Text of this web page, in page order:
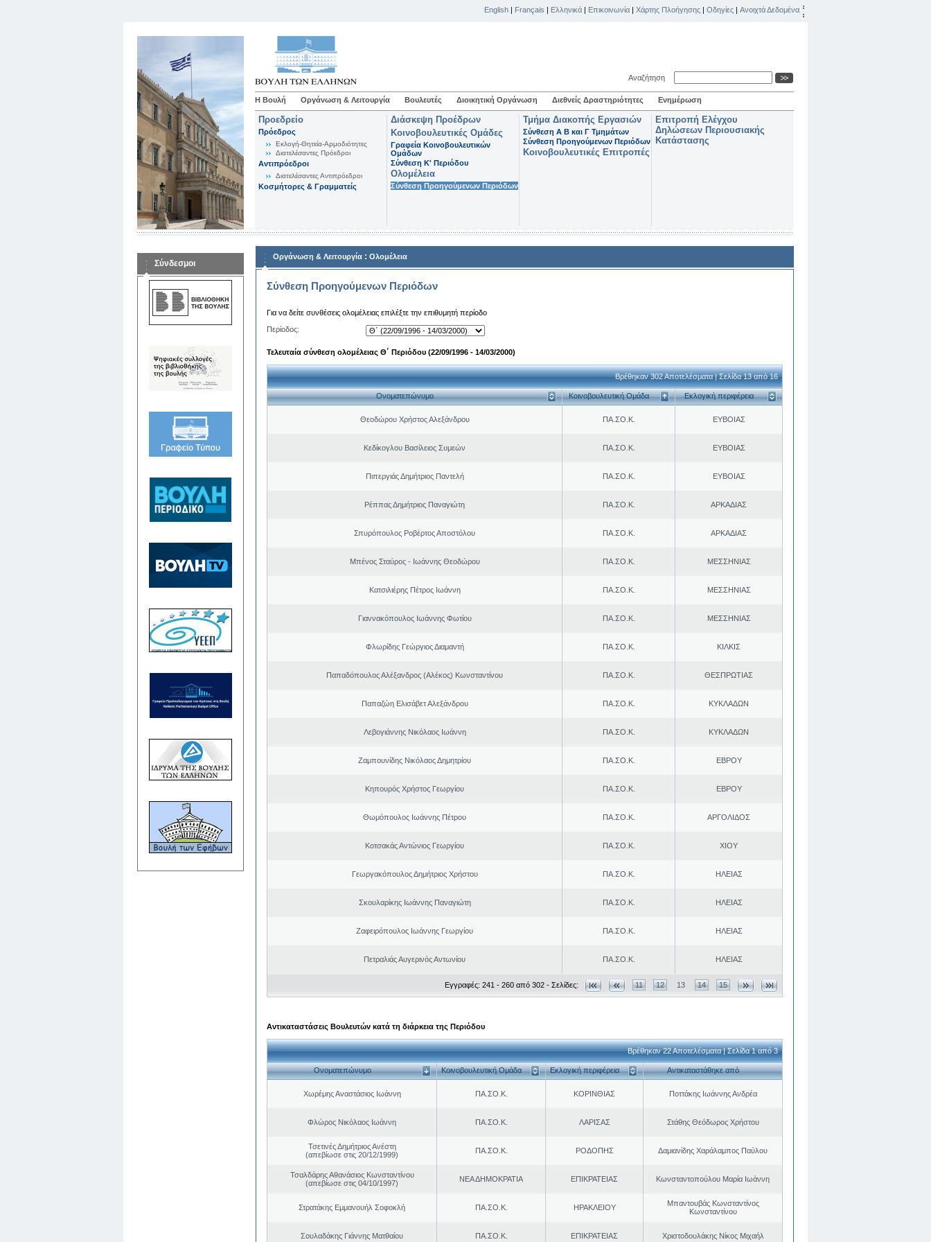
English | Français | Ελληνικά | Επικοινωνία | Χάρτης Πλοήγησης | Οδηγίες | Ανοιχτά Δεδομένα
Αναζήτηση
Η Βουλή Οργάνωση & Λειτουργία Βουλευτές Διοικητική Οργάνωση Διεθνείς Δραστηριότητες Ενημέρωση
Προεδρείο
Πρόεδρος
Εκλογή-Θητεία-Αρμοδιότητες
Διατελέσαντες Πρόεδροι
Αντιπρόεδροι
Διατελέσαντες Αντιπρόεδροι
Κοσμήτορες & Γραμματείς
Διάσκεψη Προέδρων
Κοινοβουλευτικές Ομάδες
Γραφεία Κοινοβουλευτικών
Ομάδων
Σύνθεση K' Περιόδου
Ολομέλεια
Σύνθεση Προηγούμενων Περιόδων
Τμήμα Διακοπής Εργασιών
Σύνθεση Α Β και Γ Τμημάτων
Σύνθεση Προηγούμενων Περιόδων
Κοινοβουλευτικές Επιτροπές
Επιτροπή Ελέγχου
Δηλώσεων Περιουσιακής
Κατάστασης
Σύνδεσμοι
Οργάνωση & Λειτουργία : Ολομέλεια
Σύνθεση Προηγούμενων Περιόδων
Για να δείτε συνθέσεις ολομέλειας επιλέξτε την επιθυμητή περίοδο
Περίοδος:
Τελευταία σύνθεση ολομέλειας Θ΄ Περιόδου (22/09/1996 - 14/03/2000)
Βρέθηκαν 302 Αποτελέσματα | Σελίδα 13 από 16
Ονοματεπώνυμο Κοινοβουλευτική Ομάδα Εκλογική περιφέρεια
Θεοδώρου Χρήστος Αλεξάνδρου ΠΑ.ΣΟ.Κ. ΕΥΒΟΙΑΣ
Κεδίκογλου Βασίλειος Συμεών ΠΑ.ΣΟ.Κ. ΕΥΒΟΙΑΣ
Πιπεργιάς Δημήτριος Παντελή ΠΑ.ΣΟ.Κ. ΕΥΒΟΙΑΣ
Ρέππας Δημήτριος Παναγιώτη ΠΑ.ΣΟ.Κ. ΑΡΚΑΔΙΑΣ
Σπυρόπουλος Ροβέρτος Αποστόλου ΠΑ.ΣΟ.Κ. ΑΡΚΑΔΙΑΣ
Μπένος Σταύρος - Ιωάννης Θεοδώρου ΠΑ.ΣΟ.Κ. ΜΕΣΣΗΝΙΑΣ
Κατσιλιέρης Πέτρος Ιωάννη ΠΑ.ΣΟ.Κ. ΜΕΣΣΗΝΙΑΣ
Γιαννακόπουλος Ιωάννης Φωτίου ΠΑ.ΣΟ.Κ. ΜΕΣΣΗΝΙΑΣ
Φλωρίδης Γεώργιος Διαμαντή ΠΑ.ΣΟ.Κ. ΚΙΛΚΙΣ
Παπαδόπουλος Αλέξανδρος (Αλέκος) Κωνσταντίνου ΠΑ.ΣΟ.Κ. ΘΕΣΠΡΩΤΙΑΣ
Παπαζώη Ελισάβετ Αλεξάνδρου ΠΑ.ΣΟ.Κ. ΚΥΚΛΑΔΩΝ
Λεβογιάννης Νικόλαος Ιωάννη ΠΑ.ΣΟ.Κ. ΚΥΚΛΑΔΩΝ
Ζαμπουνίδης Νικόλαος Δημητρίου ΠΑ.ΣΟ.Κ. ΕΒΡΟΥ
Κηπουρός Χρήστος Γεωργίου ΠΑ.ΣΟ.Κ. ΕΒΡΟΥ
Θωμόπουλος Ιωάννης Πέτρου ΠΑ.ΣΟ.Κ. ΑΡΓΟΛΙΔΟΣ
Κοτσακάς Αντώνιος Γεωργίου ΠΑ.ΣΟ.Κ. ΧΙΟΥ
Γεωργακόπουλος Δημήτριος Χρήστου ΠΑ.ΣΟ.Κ. ΗΛΕΙΑΣ
Σκουλαρίκης Ιωάννης Παναγιώτη ΠΑ.ΣΟ.Κ. ΗΛΕΙΑΣ
Ζαφειρόπουλος Ιωάννης Γεωργίου ΠΑ.ΣΟ.Κ. ΗΛΕΙΑΣ
Πετραλιάς Αυγερινός Αντωνίου ΠΑ.ΣΟ.Κ. ΗΛΕΙΑΣ
Εγγραφές: 241 - 260 από 302 - Σελίδες: 11 12 13 14 15
Αντικαταστάσεις Βουλευτών κατά τη διάρκεια της Περιόδου
Βρέθηκαν 22 Αποτελέσματα | Σελίδα 1 από 3
Ονοματεπώνυμο Κοινοβουλευτική Ομάδα Εκλογική περιφέρεια Αντικαταστάθηκε από
Χωρέμης Αναστάσιος Ιωάννη ΠΑ.ΣΟ.Κ. ΚΟΡΙΝΘΙΑΣ Ποττάκης Ιωάννης Ανδρέα
Φλώρος Νικόλαος Ιωάννη ΠΑ.ΣΟ.Κ. ΛΑΡΙΣΑΣ Στάθης Θεόδωρος Χρήστου
Τσετινές Δημήτριος Ανέστη
(απεβίωσε στις 20/12/1999)
ΠΑ.ΣΟ.Κ. ΡΟΔΟΠΗΣ Δαμιανίδης Χαράλαμπος Παύλου
Τσαλδάρης Αθανάσιος Κωνσταντίνου
(απεβίωσε στις 04/10/1997)
ΝΕΑ ΔΗΜΟΚΡΑΤΙΑ ΕΠΙΚΡΑΤΕΙΑΣ Κωνσταντοπούλου Μαρία Ιωάννη
Στρατάκης Εμμανουήλ Σοφοκλή ΠΑ.ΣΟ.Κ. ΗΡΑΚΛΕΙΟΥ
Μπαντουβάς Κωνσταντίνος
Κωνσταντίνου
Σουλαδάκης Γιάννης Ματθαίου ΠΑ.ΣΟ.Κ. ΕΠΙΚΡΑΤΕΙΑΣ Χριστοδουλάκης Νίκος Μιχαήλ